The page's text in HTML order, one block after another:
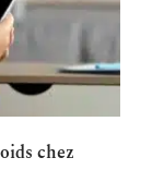
chez